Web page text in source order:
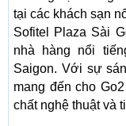
tại các khách sạn
Sofitel Plaza Sài
nhà hàng nổi
Saigon. Với sự
mang đến cho
chất nghệ thuật và